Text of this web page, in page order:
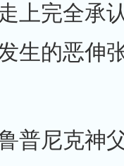
上完全承
生的恶伸
普尼克神